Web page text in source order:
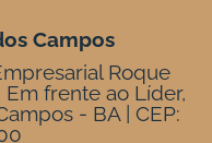
Campos
Roque
Em frente ao Líder,
- BA | CEP: